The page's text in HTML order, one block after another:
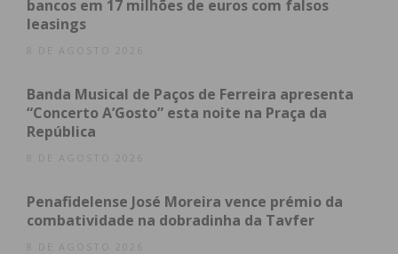
bancos em 17 milhões de euros com falsos
leasings
8 DE AGOSTO 2026
Banda Musical de Paços de Ferreira apresenta
“Concerto A’Gosto” esta noite na Praça da
República
8 DE AGOSTO 2026
Penafidelense José Moreira vence prémio da
combatividade na dobradinha da Tavfer
8 DE AGOSTO 2026